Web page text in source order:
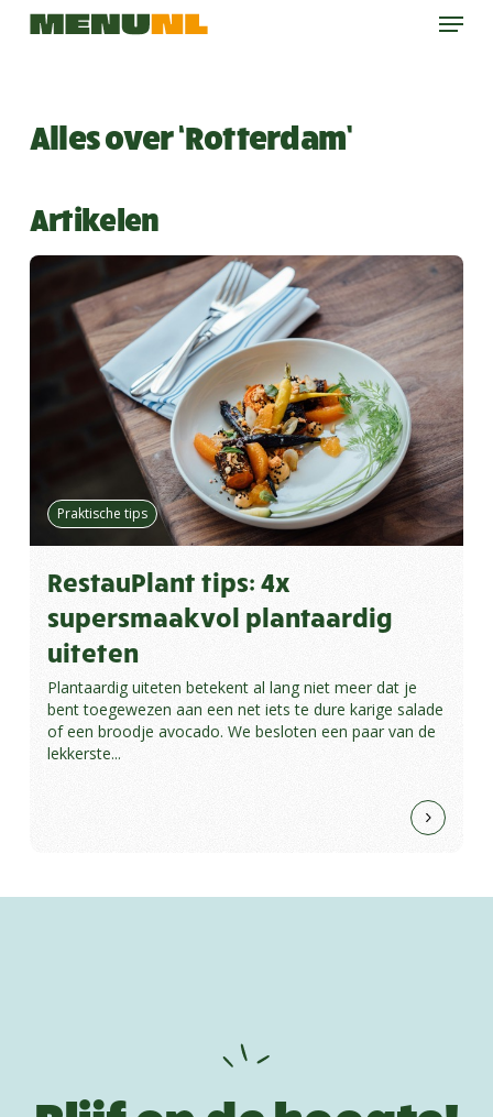
Skip
Menu
Alles over ‘Rotterdam’
Artikelen
Praktische tips
RestauPlant tips: 4x
supersmaakvol plantaardig
uiteten
Plantaardig uiteten betekent al lang niet meer dat je
bent toegewezen aan een net iets te dure karige salade
of een broodje avocado. We besloten een paar van de
lekkerste...